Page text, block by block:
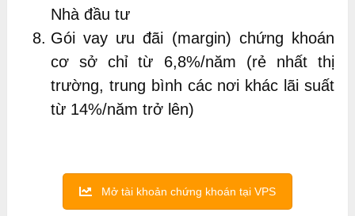
Nhà đầu tư
Gói vay ưu đãi (margin) chứng khoán
cơ sở chỉ từ 6,8%/năm (rẻ nhất thị
trường, trung bình các nơi khác lãi suất
từ 14%/năm trở lên)
Mở tài khoản chứng khoán tại VPS